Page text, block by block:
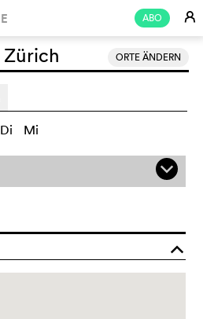
ABO E
ORTE ÄNDERN
Zürich
Di Mi
q
o